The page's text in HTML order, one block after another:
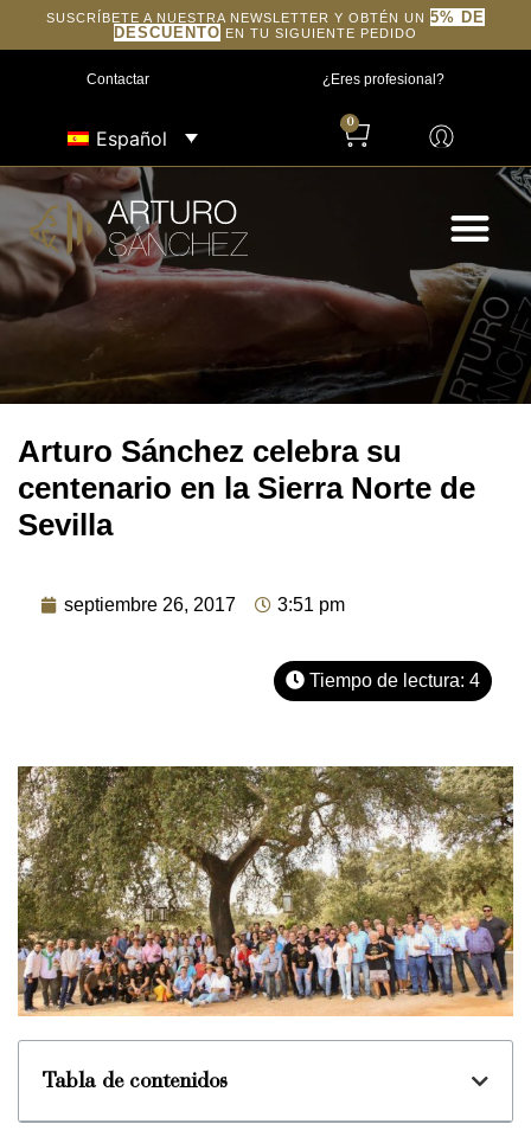
SUSCRÍBETE A NUESTRA NEWSLETTER Y OBTÉN UN 5% DE
DESCUENTO EN TU SIGUIENTE PEDIDO
Contactar ¿Eres profesional?
Español
0
Arturo Sánchez celebra su
centenario en la Sierra Norte de
Sevilla
septiembre 26, 2017 3:51 pm
Tiempo de lectura: 4
Tabla de contenidos